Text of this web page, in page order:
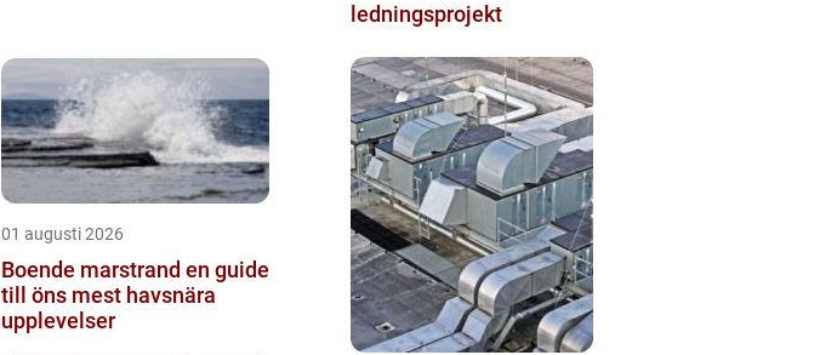
01 augusti 2026
Boende marstrand en guide
till öns mest havsnära
upplevelser
ledningsprojekt